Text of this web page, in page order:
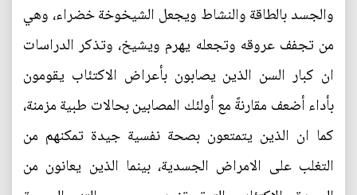
والجسد بالطاقة والنشاط ويجعل الشيخوخة خضراء، وهي
من تجفف عروقه وتجعله يهرم ويشيخ، وتذكر الدراسات
ان كبار السن الذين يصابون بأعراض الاكتئاب يقومون
بأداء أضعف مقارنةً مع أولئك المصابين بحالات طبية مزمنة،
كما ان الذين يتمتعون بصحة نفسية جيدة تمكنهم من
التغلب على الامراض الجسدية، بينما الذين يعانون من